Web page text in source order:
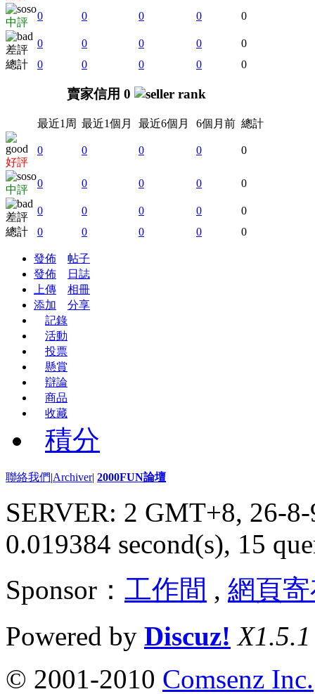
中評
0 0 0 0 0
差評
0 0 0 0
0
總計
0 0 0 0 0
賣家信用 0
最近1周 最近1個月 最近6個月 6個月前 總計
好評
0 0 0 0 0
中評
0 0 0 0 0
差評
0 0 0 0
0
總計
0 0 0 0 0
發佈
帖子
發佈
日誌
上傳
相冊
添加
分享
記錄
活動
投票
懸賞
辯論
商品
收藏
積分
聯絡我們|Archiver| 2000FUN論壇
SERVER: 2 GMT+8, 26-
0.019384 second(s), 15
Sponsor： 工作間 , 網頁
Powered by Discuz! X1.5.1
© 2001-2010 Comsenz Inc.